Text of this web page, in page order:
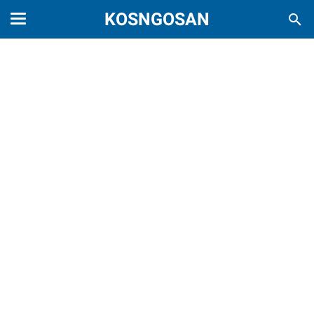
KOSNGOSAN